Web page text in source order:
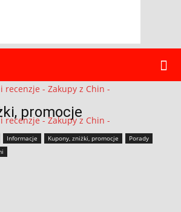
promocje
Informacje Kupony, zniżki, promocje
Porady